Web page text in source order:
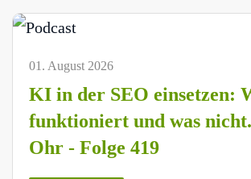
01. August 2026
KI in der SEO einsetzen:
funktioniert und was
Ohr - Folge 419